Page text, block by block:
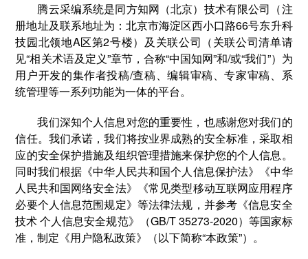
腾云采编系统是同方知网（北京）技术有限公司（注
册地址及联系地址为：北京市海淀区西小口路66号东升科
技园北领地A区第2号楼）及关联公司（关联公司清单请
见“相关术语及定义”章节，合称“中国知网”和/或“我们”）为
用户开发的集作者投稿/查稿、编辑审稿、专家审稿、系
统管理等一系列功能为一体的平台。
我们深知个人信息对您的重要性，也感谢您对我们的
信任。我们承诺，我们将按业界成熟的安全标准，采取相
应的安全保护措施及组织管理措施来保护您的个人信息。
同时我们根据《中华人民共和国个人信息保护法》《中华
人民共和国网络安全法》《常见类型移动互联网应用程序
必要个人信息范围规定》等法律法规，并参考《信息安全
技术 个人信息安全规范》（GB/T 35273-2020）等国家标
准，制定《用户隐私政策》（以下简称“本政策”）。